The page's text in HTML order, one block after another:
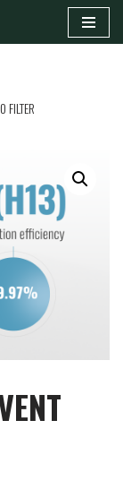
FILTER